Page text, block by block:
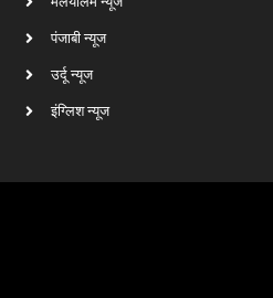
पंजाबी न्यूज
उर्दू न्यूज
इंग्लिश न्यूज